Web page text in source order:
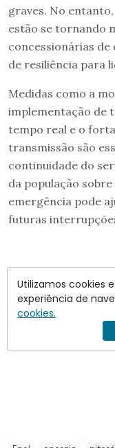
graves. No
estão se tornando
concessionárias
de resiliência para
Medidas como a
implementação de
tempo real e o
transmissão são
continuidade do
da população
emergência pode
futuras
Utilizamos cookies
experiência de
cookies.